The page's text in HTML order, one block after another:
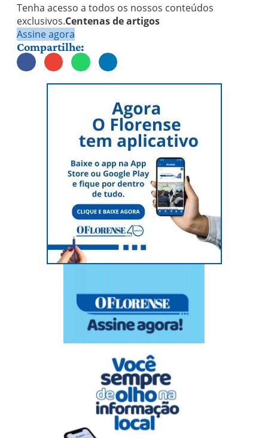
Tenha acesso a todos os nossos conteúdos
exclusivos.Centenas de artigos
Assine agora
Compartilhe: